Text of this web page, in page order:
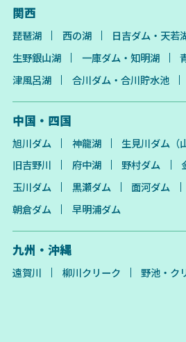
関西
琵琶湖 西の湖 日吉ダム・天若
生野銀山湖
一庫ダム・知明湖
津風呂湖
合川ダム・合川貯水池
中国・四国
旭川ダム 神龍湖 生見川ダム（
旧吉野川
府中湖 野村ダム
玉川ダム
黒瀬ダム 面河ダム
朝倉ダム
早明浦ダム
九州・沖縄
遠賀川 柳川クリーク 野池・ク